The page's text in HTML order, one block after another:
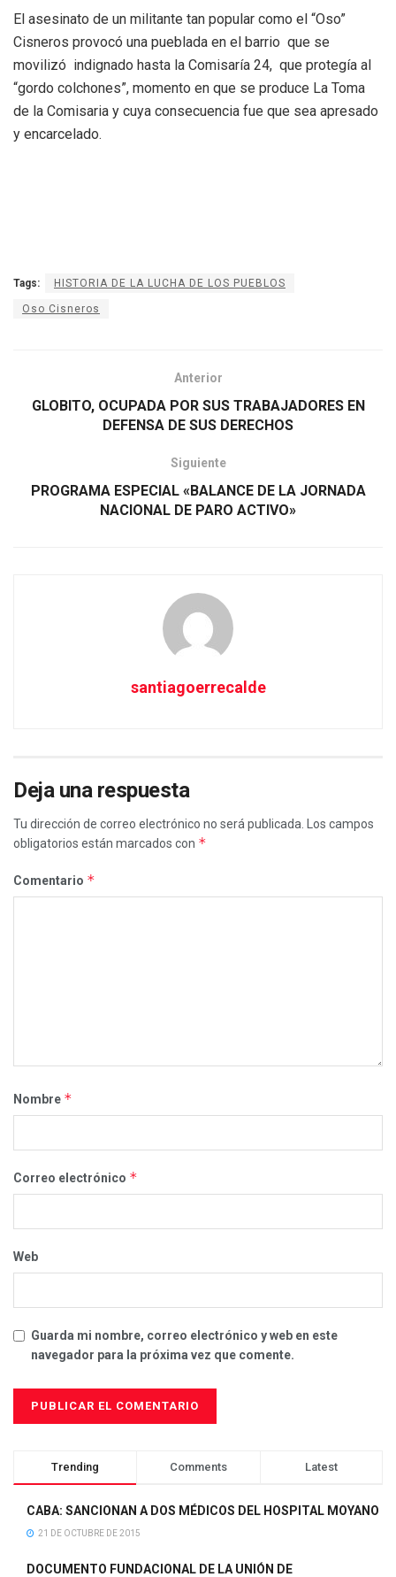
El asesinato de un militante tan popular como el “Oso”
Cisneros provocó una pueblada en el barrio que se
movilizó indignado hasta la Comisaría 24, que protegía al
“gordo colchones”, momento en que se produce La Toma
de la Comisaria y cuya consecuencia fue que sea apresado
y encarcelado.
Tags: HISTORIA DE LA LUCHA DE LOS PUEBLOS
Oso Cisneros
Anterior
GLOBITO, OCUPADA POR SUS TRABAJADORES EN
DEFENSA DE SUS DERECHOS
Siguiente
PROGRAMA ESPECIAL «BALANCE DE LA JORNADA
NACIONAL DE PARO ACTIVO»
santiagoerrecalde
Deja una respuesta
Tu dirección de correo electrónico no será publicada.
Los campos
obligatorios están marcados con *
Comentario *
Nombre *
Correo electrónico *
Web
Guarda mi nombre, correo electrónico y web en este
navegador para la próxima vez que comente.
Trending Comments Latest
CABA: SANCIONAN A DOS MÉDICOS DEL HOSPITAL MOYANO
21 DE OCTUBRE DE 2015
DOCUMENTO FUNDACIONAL DE LA UNIÓN DE